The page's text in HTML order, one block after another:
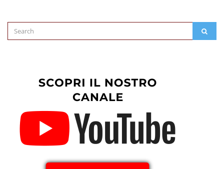
Search
for: